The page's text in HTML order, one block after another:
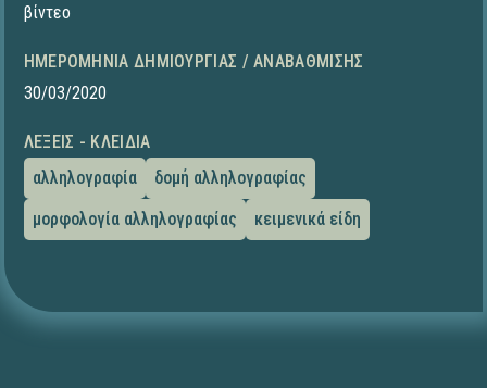
βίντεο
ΗΜΕΡΟΜΗΝΊΑ ΔΗΜΙΟΥΡΓΊΑΣ / ΑΝΑΒΆΘΜΙΣΗΣ
30/03/2020
ΛΈΞΕΙΣ - ΚΛΕΙΔΙΆ
αλληλογραφία
δομή αλληλογραφίας
μορφολογία αλληλογραφίας
κειμενικά είδη